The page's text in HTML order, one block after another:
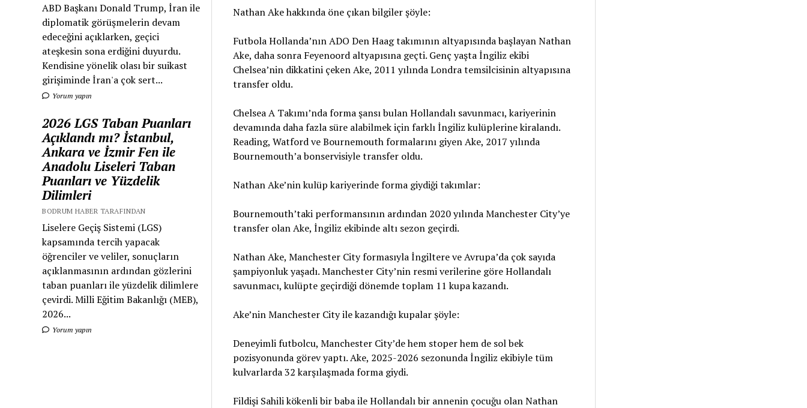
ABD Başkanı Donald Trump, İran ile
diplomatik görüşmelerin devam
edeceğini açıklarken, geçici
ateşkesin sona erdiğini duyurdu.
Kendisine yönelik olası bir suikast
girişiminde İran'a çok sert...
Yorum yapın
2026 LGS Taban Puanları
Açıklandı mı? İstanbul,
Ankara ve İzmir Fen ile
Anadolu Liseleri Taban
Puanları ve Yüzdelik
Dilimleri
BODRUM HABER TARAFINDAN
Liselere Geçiş Sistemi (LGS)
kapsamında tercih yapacak
öğrenciler ve veliler, sonuçların
açıklanmasının ardından gözlerini
taban puanları ile yüzdelik dilimlere
çevirdi. Milli Eğitim Bakanlığı (MEB),
2026...
Yorum yapın
Nathan Ake hakkında öne çıkan bilgiler şöyle:
Futbola Hollanda’nın ADO Den Haag takımının altyapısında başlayan Nathan
Ake, daha sonra Feyenoord altyapısına geçti. Genç yaşta İngiliz ekibi
Chelsea’nin dikkatini çeken Ake, 2011 yılında Londra temsilcisinin altyapısına
transfer oldu.
Chelsea A Takımı’nda forma şansı bulan Hollandalı savunmacı, kariyerinin
devamında daha fazla süre alabilmek için farklı İngiliz kulüplerine kiralandı.
Reading, Watford ve Bournemouth formalarını giyen Ake, 2017 yılında
Bournemouth’a bonservisiyle transfer oldu.
Nathan Ake’nin kulüp kariyerinde forma giydiği takımlar:
Bournemouth’taki performansının ardından 2020 yılında Manchester City’ye
transfer olan Ake, İngiliz ekibinde altı sezon geçirdi.
Nathan Ake, Manchester City formasıyla İngiltere ve Avrupa’da çok sayıda
şampiyonluk yaşadı. Manchester City’nin resmi verilerine göre Hollandalı
savunmacı, kulüpte geçirdiği dönemde toplam 11 kupa kazandı.
Ake’nin Manchester City ile kazandığı kupalar şöyle:
Deneyimli futbolcu, Manchester City’de hem stoper hem de sol bek
pozisyonunda görev yaptı. Ake, 2025-2026 sezonunda İngiliz ekibiyle tüm
kulvarlarda 32 karşılaşmada forma giydi.
Fildişi Sahili kökenli bir baba ile Hollandalı bir annenin çocuğu olan Nathan